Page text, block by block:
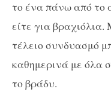
το ένα πάνω από το
είτε για
τέλειο συνδυασμό
καθημερινά με όλα
το βράδυ.